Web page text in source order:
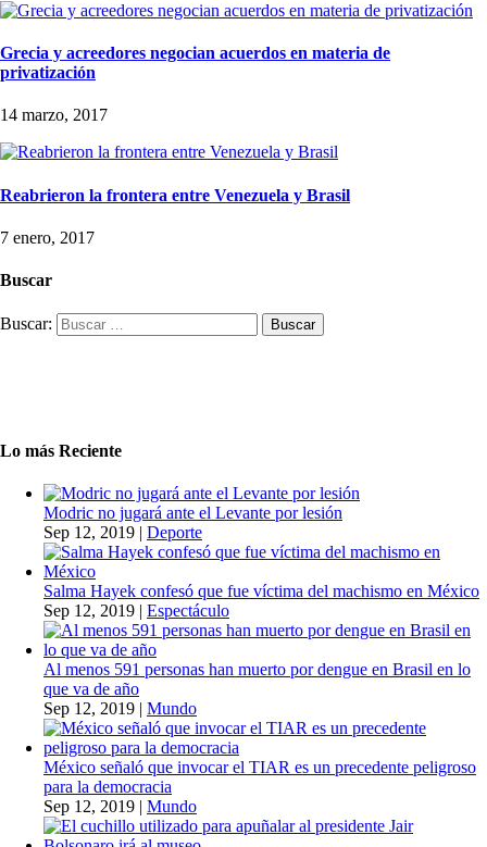
Grecia y acreedores negocian acuerdos en materia de
privatización
14 marzo, 2017
Reabrieron la frontera entre Venezuela y Brasil
7 enero, 2017
Buscar
Buscar:
Lo más Reciente
Modric no jugará ante el Levante por lesión
Sep 12, 2019 | Deporte
Salma Hayek confesó que fue víctima del machismo en México
Sep 12, 2019 | Espectáculo
Al menos 591 personas han muerto por dengue en Brasil en lo
que va de año
Sep 12, 2019 | Mundo
México señaló que invocar el TIAR es un precedente peligroso
para la democracia
Sep 12, 2019 | Mundo